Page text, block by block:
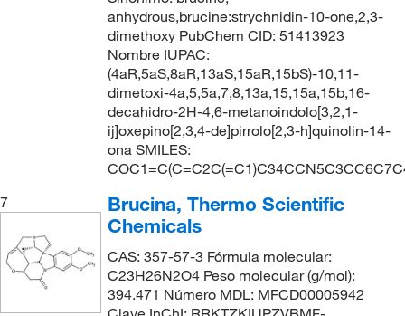
anhydrous,brucine:strychnidin-10-one,2,3-
dimethoxy PubChem CID: 51413923
Nombre IUPAC:
(4aR,5aS,8aR,13aS,15aR,15bS)-10,11-
dimetoxi-4a,5,5a,7,8,13a,15,15a,15b,16-
decahidro-2H-4,6-metanoindolo[3,2,1-
ij]oxepino[2,3,4-de]pirrolo[2,3-h]quinolin-14-
ona SMILES:
7
Brucina, Thermo Scientific
Chemicals
CAS: 357-57-3 Fórmula molecular:
C23H26N2O4 Peso molecular (g/mol):
394.471 Número MDL: MFCD00005942